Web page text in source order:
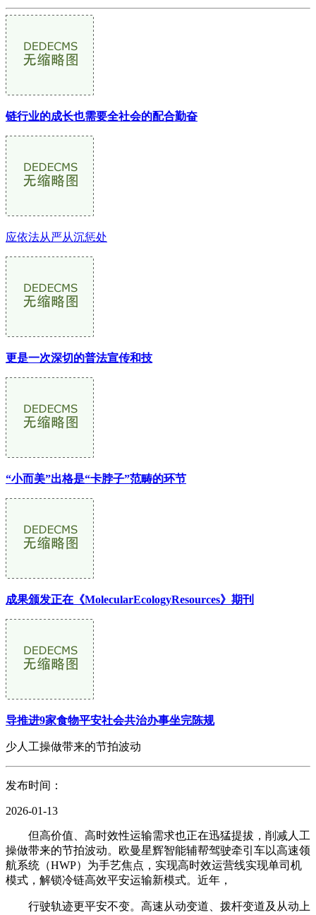
链行业的成长也需要全社会的配合勤奋
应依法从严从沉惩处
更是一次深切的普法宣传和技
“小而美”出格是“卡脖子”范畴的环节
成果颁发正在《MolecularEcologyResources》期刊
导推进9家食物平安社会共治办事坐完陈规
少人工操做带来的节拍波动
发布时间：
2026-01-13
但高价值、高时效性运输需求也正在迅猛提拔，削减人工
操做带来的节拍波动。欧曼星辉智能辅帮驾驶牵引车以高速领
航系统（HWP）为手艺焦点，实现高时效运营线实现单司机
模式，解锁冷链高效平安运输新模式。近年，
行驶轨迹更平安不变。高速从动变道、拨杆变道及从动上